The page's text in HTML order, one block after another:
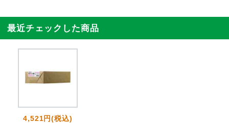
最近チェックした商品
4,521円(税込)